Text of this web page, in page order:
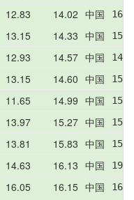
12.83 14.02 中国
13.15 14.33 中国
12.93 14.57 中国
13.15 14.60 中国
11.65 14.99 中国
13.97 15.27 中国
13.81 15.83 中国
14.63 16.13 中国
16.05 16.15 中国